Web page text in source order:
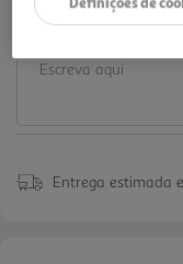
Notas de preparação
Entrega estimada